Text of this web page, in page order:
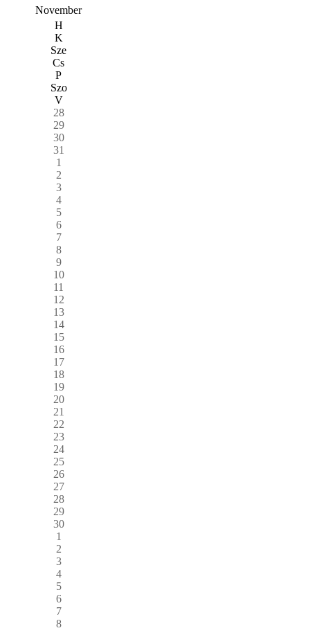
November
H
K
Sze
Cs
P
Szo
V
28
29
30
31
1
2
3
4
5
6
7
8
9
10
11
12
13
14
15
16
17
18
19
20
21
22
23
24
25
26
27
28
29
30
1
2
3
4
5
6
7
8